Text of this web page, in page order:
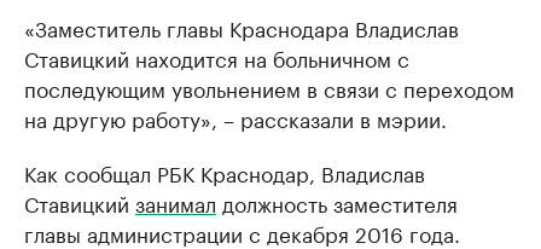
«Заместитель главы Краснодара Владислав
Ставицкий находится на больничном с
последующим увольнением в связи с переходом
на другую работу», – рассказали в мэрии.
Как сообщал РБК Краснодар, Владислав
Ставицкий занимал должность заместителя
главы администрации с декабря 2016 года.